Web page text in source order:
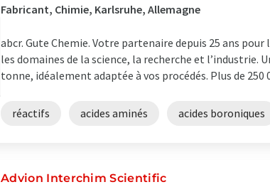
Fabricant, Chimie, Karlsruhe, Allemagne
abcr. Gute Chemie. Votre partenaire depuis 25 ans
les domaines de la science, la recherche et
tonne, idéalement adaptée à vos procédés. Plus de 250
réactifs acides aminés acides boroniques
Advion Interchim Scientific